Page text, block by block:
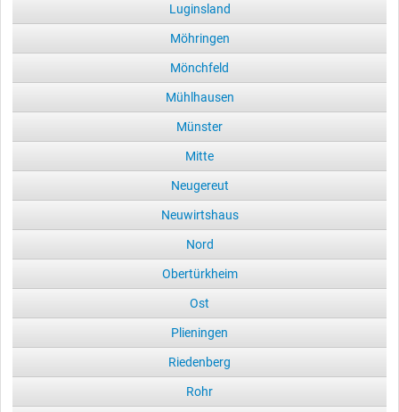
Luginsland
Möhringen
Mönchfeld
Mühlhausen
Münster
Mitte
Neugereut
Neuwirtshaus
Nord
Obertürkheim
Ost
Plieningen
Riedenberg
Rohr